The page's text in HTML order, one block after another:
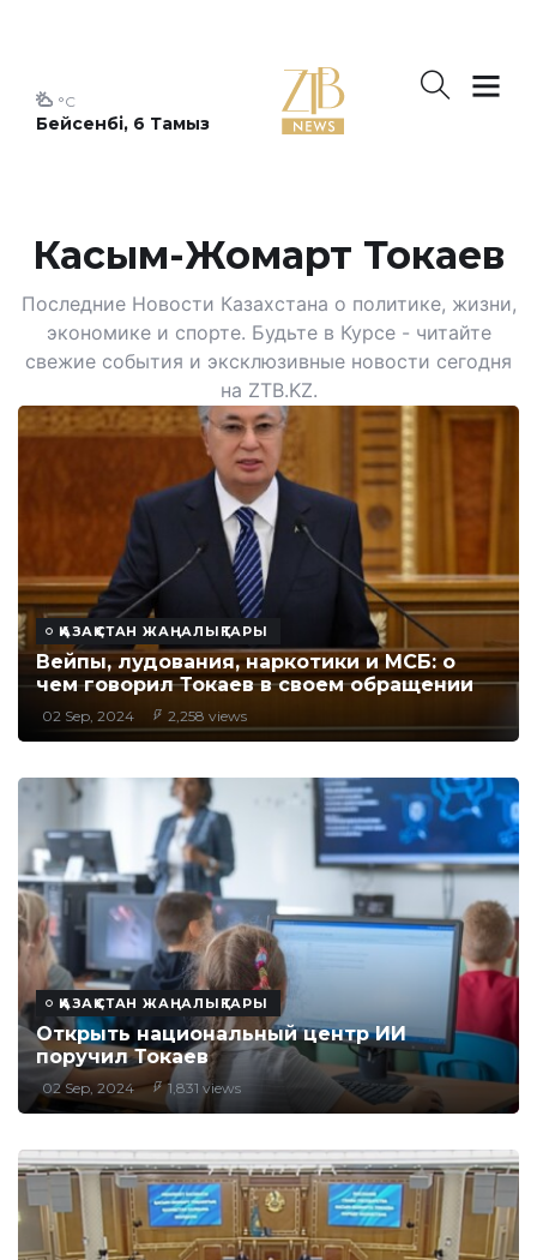
Бейсенбі, 6 Тамыз
°C
Касым-Жомарт Токаев
Последние Новости Казахстана о политике, жизни,
экономике и спорте. Будьте в Курсе - читайте
свежие события и эксклюзивные новости сегодня
на ZTB.KZ.
ҚАЗАҚСТАН ЖАҢАЛЫҚТАРЫ
Вейпы, лудования, наркотики и МСБ: о
чем говорил Токаев в своем обращении
02 Sep, 2024 2,258 views
ҚАЗАҚСТАН ЖАҢАЛЫҚТАРЫ
Открыть национальный центр ИИ
поручил Токаев
02 Sep, 2024 1,831 views